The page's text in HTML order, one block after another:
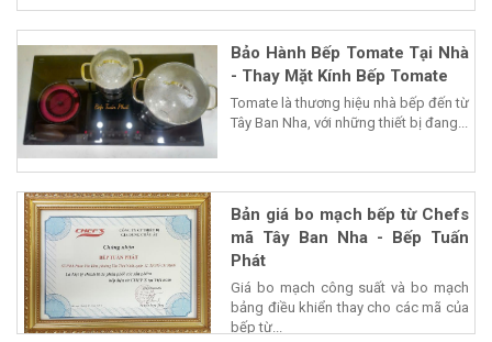
Bảo Hành Bếp Tomate Tại Nhà
- Thay Mặt Kính Bếp Tomate
Tomate là thương hiệu nhà bếp đến từ
Tây Ban Nha, với những thiết bị đang...
Bản giá bo mạch bếp từ Chefs
mã Tây Ban Nha - Bếp Tuấn
Phát
Giá bo mạch công suất và bo mạch
bảng điều khiển thay cho các mã của
bếp từ...